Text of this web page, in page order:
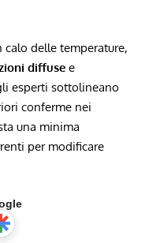
delle temperature,
diffuse e
esperti sottolineano
conferme nei
una minima
per modificare